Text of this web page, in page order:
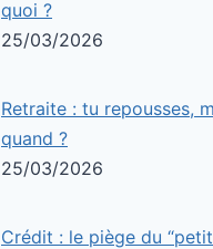
quoi ?
25/03/2026
Retraite : tu repousses,
quand ?
25/03/2026
Crédit : le piège du